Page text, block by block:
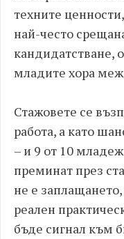
техните
най-често
кандидатстване,
младите хора
Стажовете се
работа, а като
– и 9 от 10
преминат през
не е
реален
бъде сигнал към